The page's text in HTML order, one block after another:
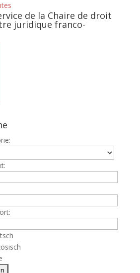
de la Chaire de droit
juridique franco-